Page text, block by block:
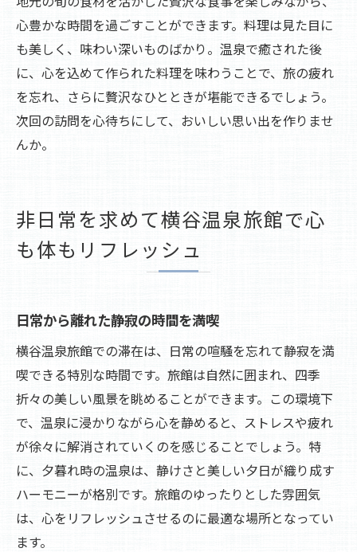
心豊かな時間を過ごすことができます。料理は見た目に
も美しく、味わい深いものばかり。温泉で癒された後
に、心を込めて作られた料理を味わうことで、旅の疲れ
を忘れ、さらに贅沢なひとときが堪能できるでしょう。
次回の訪問を心待ちにして、おいしい思い出を作りませ
んか。
非日常を求めて横谷温泉旅館で心
も体もリフレッシュ
日常から離れた静寂の時間を満喫
横谷温泉旅館での滞在は、日常の喧騒を忘れて静寂を満
喫できる特別な時間です。旅館は自然に囲まれ、四季
折々の美しい風景を眺めることができます。この環境下
で、温泉に浸かりながら心を静めると、ストレスや疲れ
が徐々に解消されていくのを感じることでしょう。特
に、夕暮れ時の温泉は、静けさと美しい夕日が織り成す
ハーモニーが格別です。旅館のゆったりとした雰囲気
は、心をリフレッシュさせるのに最適な場所となってい
ます。